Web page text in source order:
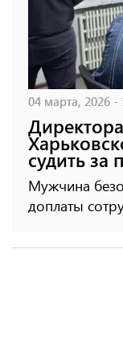
04 марта, 2026 -
судить
Мужчина
доплаты